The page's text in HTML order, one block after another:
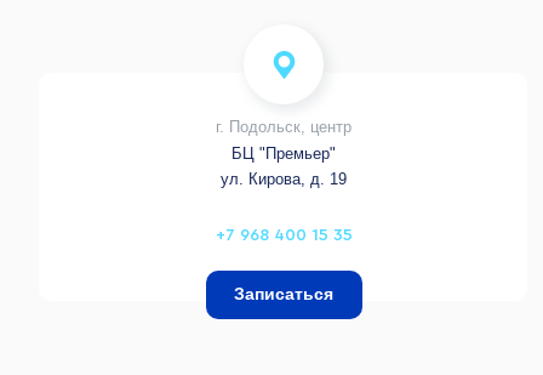
Записаться
г. Подольск, центр
БЦ "Премьер"
ул. Кирова, д. 19
+7 968 400 15 35